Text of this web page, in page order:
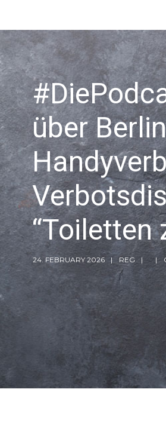
über
“Toiletten
24. FEBRUARY 2026 REG